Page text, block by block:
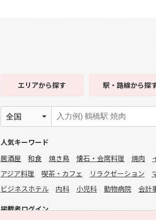
エリアから探す 駅・路線から探
人気キーワード
居酒屋
和食 焼き鳥 懐石・会席料理 焼肉
アジア料理
喫茶・カフェ リラクゼーション
ビジネスホテル
内科 小児科 動物病院 会計
掲載者ログイン